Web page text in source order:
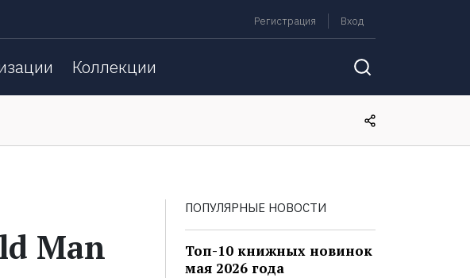
Регистрация Вход
Коллекции
Man
ПОПУЛЯРНЫЕ НОВОСТИ
Топ-10 книжных новинок
мая 2026 года